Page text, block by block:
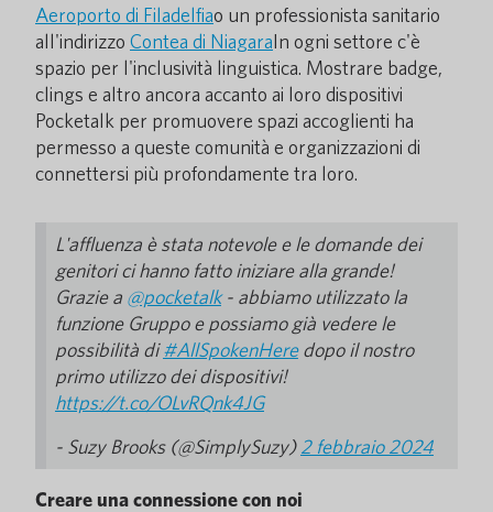
Aeroporto di Filadelfiao un professionista sanitario
all'indirizzo Contea di NiagaraIn ogni settore c'è
spazio per l'inclusività linguistica. Mostrare badge,
clings e altro ancora accanto ai loro dispositivi
Pocketalk per promuovere spazi accoglienti ha
permesso a queste comunità e organizzazioni di
connettersi più profondamente tra loro.
L'affluenza è stata notevole e le domande dei
genitori ci hanno fatto iniziare alla grande!
Grazie a @pocketalk- abbiamo utilizzato la
funzione Gruppo e possiamo già vedere le
possibilità di#AllSpokenHeredopo il nostro
primo utilizzo dei dispositivi!
https://t.co/OLvRQnk4JG
- Suzy Brooks (@SimplySuzy)2 febbraio 2024
Creare una connessione con noi